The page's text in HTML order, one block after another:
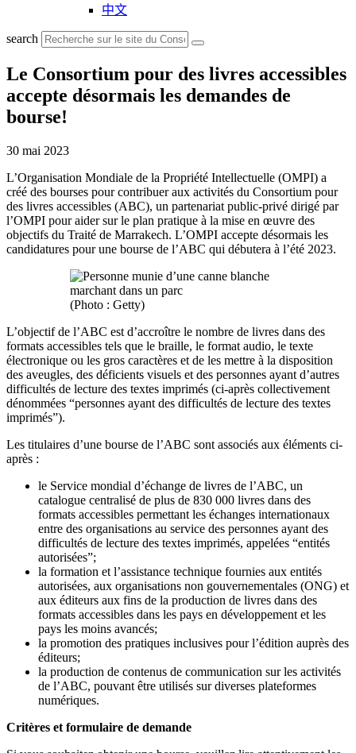
中文
search
Le Consortium pour des livres accessibles
accepte désormais les demandes de
bourse!
30 mai 2023
L’Organisation Mondiale de la Propriété Intellectuelle (OMPI) a
créé des bourses pour contribuer aux activités du Consortium pour
des livres accessibles (ABC), un partenariat public-privé dirigé par
l’OMPI pour aider sur le plan pratique à la mise en œuvre des
objectifs du Traité de Marrakech. L’OMPI accepte désormais les
candidatures pour une bourse de l’ABC qui débutera à l’été 2023.
(Photo : Getty)
L’objectif de l’ABC est d’accroître le nombre de livres dans des
formats accessibles tels que le braille, le format audio, le texte
électronique ou les gros caractères et de les mettre à la disposition
des aveugles, des déficients visuels et des personnes ayant d’autres
difficultés de lecture des textes imprimés (ci-après collectivement
dénommées “personnes ayant des difficultés de lecture des textes
imprimés”).
Les titulaires d’une bourse de l’ABC sont associés aux éléments ci-
après :
le Service mondial d’échange de livres de l’ABC, un
catalogue centralisé de plus de 830 000 livres dans des
formats accessibles permettant les échanges internationaux
entre des organisations au service des personnes ayant des
difficultés de lecture des textes imprimés, appelées “entités
autorisées”;
la formation et l’assistance technique fournies aux entités
autorisées, aux organisations non gouvernementales (ONG) et
aux éditeurs aux fins de la production de livres dans des
formats accessibles dans les pays en développement et les
pays les moins avancés;
la promotion des pratiques inclusives pour l’édition auprès des
éditeurs;
la production de contenus de communication sur les activités
de l’ABC, pouvant être utilisés sur diverses plateformes
numériques.
Critères et formulaire de demande